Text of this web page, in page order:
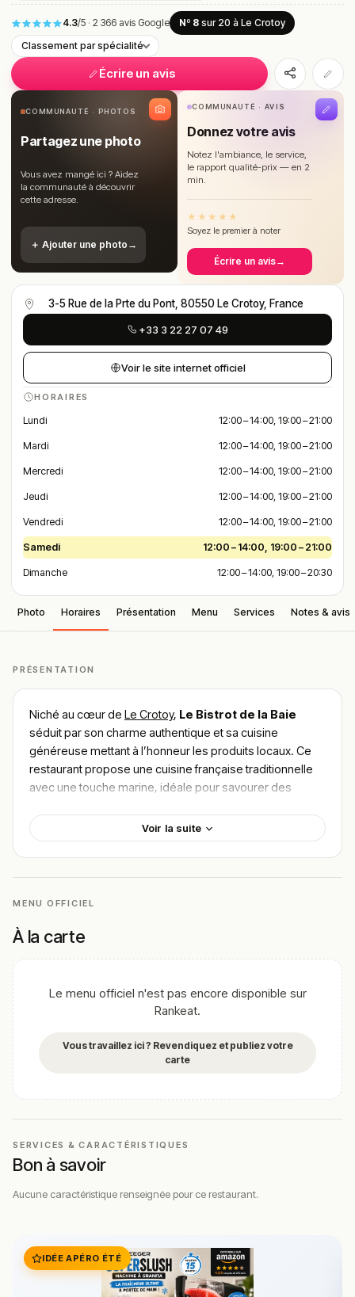
4.3/5 · 2 366 avis Google Nº 8 sur 20 à Le Crotoy
Classement par spécialité
Écrire un avis
COMMUNAUTÉ · PHOTOS
Partagez une photo
Vous avez mangé ici ? Aidez
la communauté à découvrir
cette adresse.
＋ Ajouter une photo →
COMMUNAUTÉ · AVIS
Donnez votre avis
Notez l'ambiance, le service,
le rapport qualité-prix — en 2
min.
★ ★ ★ ★ ★
Soyez le premier à noter
Écrire un avis→
3-5 Rue de la Prte du Pont, 80550 Le Crotoy, France
+33 3 22 27 07 49
Voir le site internet officiel
HORAIRES
Lundi 12:00 – 14:00, 19:00 – 21:00
Mardi 12:00 – 14:00, 19:00 – 21:00
Mercredi 12:00 – 14:00, 19:00 – 21:00
Jeudi 12:00 – 14:00, 19:00 – 21:00
Vendredi 12:00 – 14:00, 19:00 – 21:00
Samedi 12:00 – 14:00, 19:00 – 21:00
Dimanche 12:00 – 14:00, 19:00 – 20:30
Photo Horaires Présentation Menu Services Notes & avis
PRÉSENTATION
Niché au cœur de Le Crotoy, Le Bistrot de la Baie
séduit par son charme authentique et sa cuisine
généreuse mettant à l’honneur les produits locaux. Ce
restaurant propose une cuisine française traditionnelle
avec une touche marine, idéale pour savourer des
Parmi les plats incontournables, retrouvez le
chips de la baie, le délicatcamembert rôtiainsi que
leur célèbrecrème brûlée maison. Pour les amateurs
de fruits de mer et de saveurs authentiques, c’est
ceux qui ont été conquis par la convivialité et la passion
validation humaine.
Cette description peut contenir des erreurs, n'hésitez pas à
établissement
Voir la suite
MENU OFFICIEL
À la carte
Le menu officiel n'est pas encore disponible sur
Rankeat.
Vous travaillez ici ? Revendiquez et publiez votre
carte
SERVICES & CARACTÉRISTIQUES
Bon à savoir
Aucune caractéristique renseignée pour ce restaurant.
IDÉE APÉRO ÉTÉ